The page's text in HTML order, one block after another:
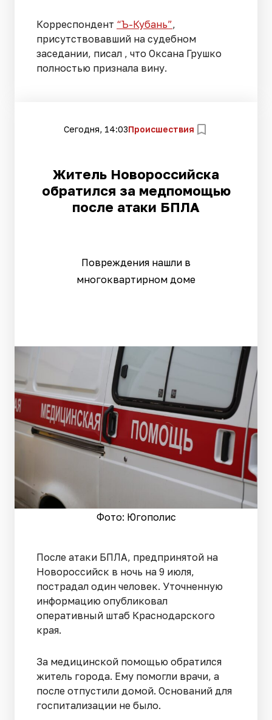
Корреспондент “Ъ-Кубань”,
присутствовавший на судебном
заседании, писал , что Оксана Грушко
полностью признала вину.
Сегодня, 14:03Происшествия
Житель Новороссийска
обратился за медпомощью
после атаки БПЛА
Повреждения нашли в
многоквартирном доме
Фото: Югополис
После атаки БПЛА, предпринятой на
Новороссийск в ночь на 9 июля,
пострадал один человек. Уточненную
информацию опубликовал
оперативный штаб Краснодарского
края.
За медицинской помощью обратился
житель города. Ему помогли врачи, а
после отпустили домой. Оснований для
госпитализации не было.